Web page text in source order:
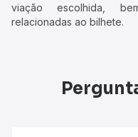
viação escolhida,
relacionadas ao bilhete.